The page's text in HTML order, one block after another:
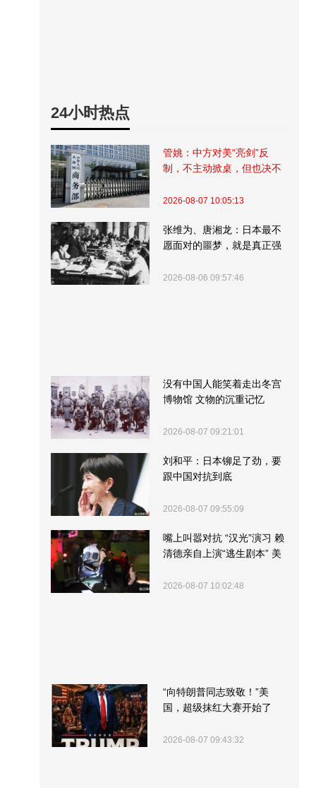
24小时热点
管姚：中方对美“亮剑”反
制，不主动掀桌，但也决不
2026-08-07 10:05:13
张维为、唐湘龙：日本最不
愿面对的噩梦，就是真正强
2026-08-06 09:57:46
没有中国人能笑着走出冬宫
博物馆 文物的沉重记忆
2026-08-07 09:21:01
刘和平：日本铆足了劲，要
跟中国对抗到底
2026-08-07 09:55:09
嘴上叫嚣对抗 “汉光”演习 赖
清德亲自上演“逃生剧本” 美
2026-08-07 10:02:48
“向特朗普同志致敬！”美
国，超级抹红大赛开始了
2026-08-07 09:43:32